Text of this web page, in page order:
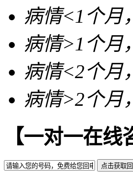
病情<1个月
病情>1个月
病情<2个月
病情>2个月
【一对一在